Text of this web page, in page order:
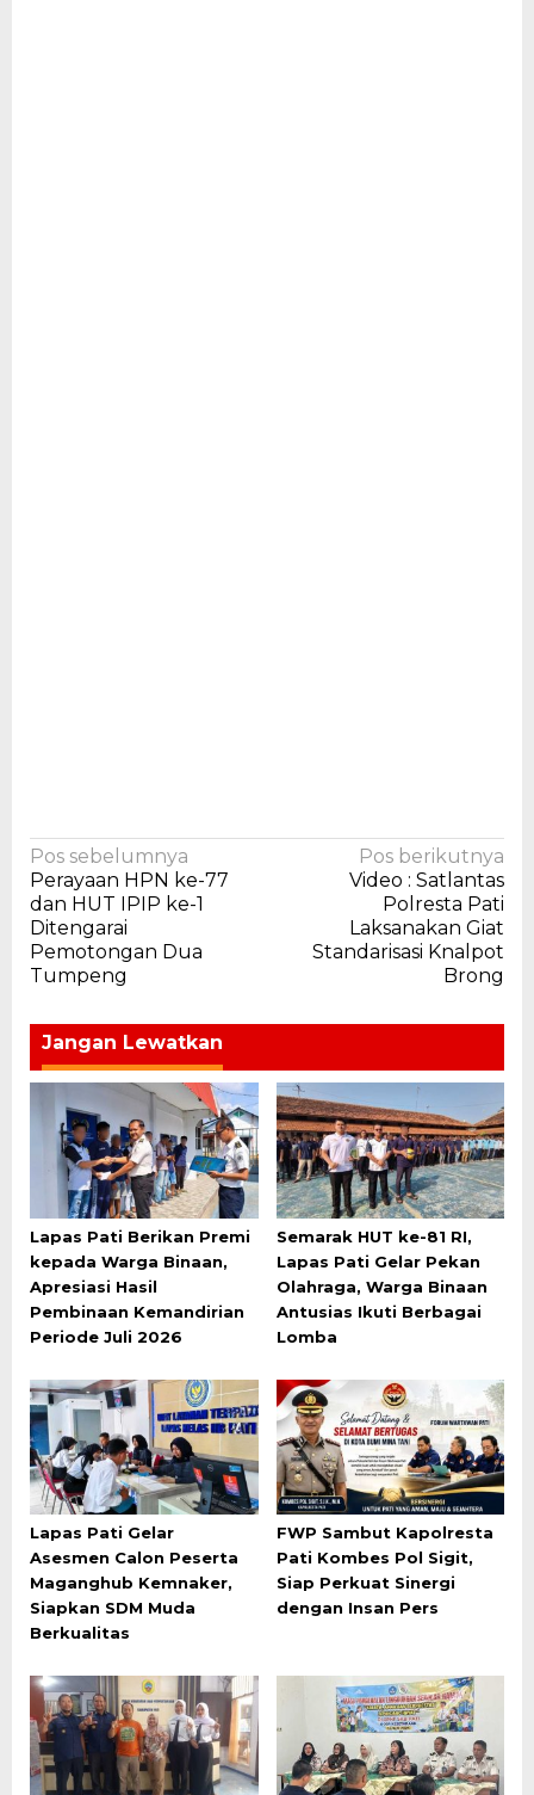
Navigasi
pos
Pos sebelumnya
Perayaan HPN ke-77
dan HUT IPIP ke-1
Ditengarai
Pemotongan Dua
Tumpeng
Pos berikutnya
Video : Satlantas
Polresta Pati
Laksanakan Giat
Standarisasi Knalpot
Brong
Jangan Lewatkan
Lapas Pati Berikan Premi
kepada Warga Binaan,
Apresiasi Hasil
Pembinaan Kemandirian
Periode Juli 2026
Semarak HUT ke-81 RI,
Lapas Pati Gelar Pekan
Olahraga, Warga Binaan
Antusias Ikuti Berbagai
Lomba
Lapas Pati Gelar
Asesmen Calon Peserta
Maganghub Kemnaker,
Siapkan SDM Muda
Berkualitas
FWP Sambut Kapolresta
Pati Kombes Pol Sigit,
Siap Perkuat Sinergi
dengan Insan Pers